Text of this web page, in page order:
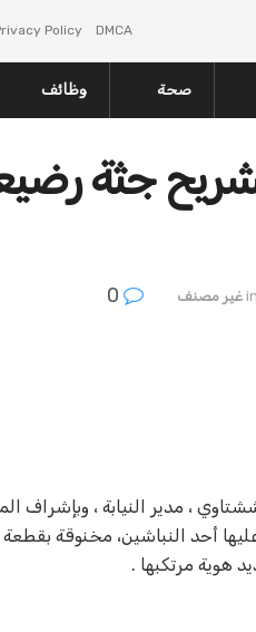
DMCA
Policy
صحة وظائف
جثة
in غير مصنف
، مدير النيابة ، وبإشراف
أحد النباشين، مخنوقة
هوية مرتكبها .